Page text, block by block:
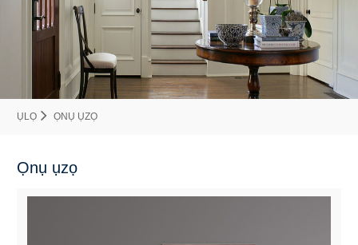
ỤLỌ ỌNỤ ỤZỌ
Ọnụ ụzọ